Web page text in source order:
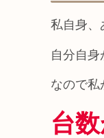
私自身、
自分自身
なので私
台